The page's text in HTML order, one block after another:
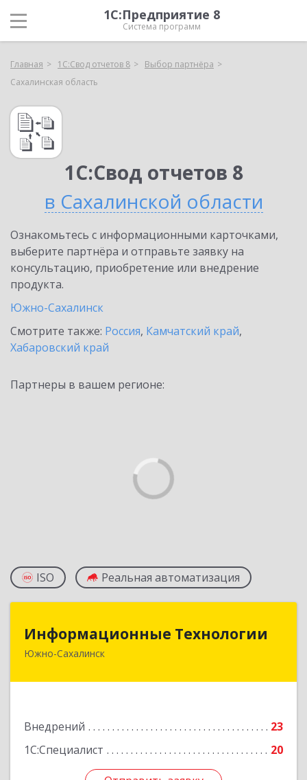
1С:Предприятие 8
Система программ
Главная 1С:Свод отчетов 8
Выбор партнёра
Сахалинская область
1С:Свод отчетов 8
в Сахалинской области
Ознакомьтесь с информационными карточками,
выберите партнёра и отправьте заявку на
консультацию, приобретение или внедрение
продукта.
Южно-Сахалинск
Смотрите также: Россия, Камчатский край,
Хабаровский край
Партнеры в вашем регионе:
ISO Реальная автоматизация
Информационные Технологии
Южно-Сахалинск
Внедрений
23
1С:Специалист
20
Информационные Технологии
693006, Сахалинская обл, Южно-Сахалинск г,